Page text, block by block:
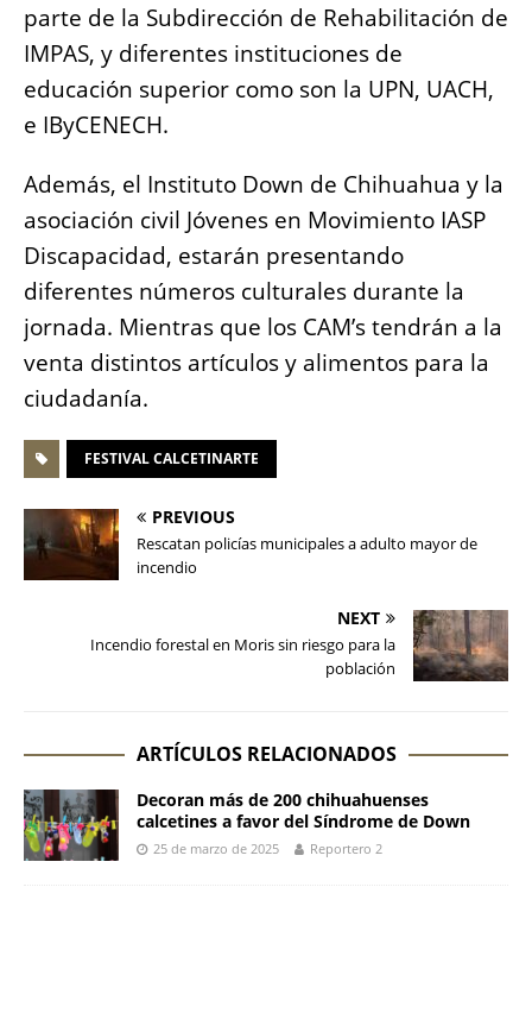
parte de la Subdirección de Rehabilitación de
IMPAS, y diferentes instituciones de
educación superior como son la UPN, UACH,
e IByCENECH.
Además, el Instituto Down de Chihuahua y la
asociación civil Jóvenes en Movimiento IASP
Discapacidad, estarán presentando
diferentes números culturales durante la
jornada. Mientras que los CAM’s tendrán a la
venta distintos artículos y alimentos para la
ciudadanía.
FESTIVAL CALCETINARTE
PREVIOUS
Rescatan policías municipales a adulto mayor de
incendio
NEXT
Incendio forestal en Moris sin riesgo para la
población
ARTÍCULOS RELACIONADOS
Decoran más de 200 chihuahuenses
calcetines a favor del Síndrome de Down
25 de marzo de 2025 Reportero 2